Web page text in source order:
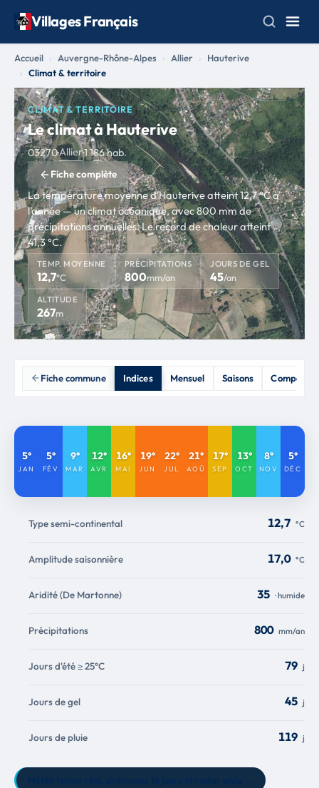
Villages Français
Accueil Auvergne-Rhône-Alpes Allier
Hauterive
Climat & territoire
CLIMAT & TERRITOIRE
Le climat à Hauterive
03270·Allier·1 186 hab.
Fiche complète
La température moyenne d'Hauterive atteint 12,7 °C à
l'année — un climat océanique, avec 800 mm de
précipitations annuelles. Le record de chaleur atteint
41,3 °C.
TEMP. MOYENNE
12,7°C
PRÉCIPITATIONS
800mm/an
JOURS DE GEL
45/an
ALTITUDE
267m
Fiche commune Indices Mensuel Saisons
5°
JAN
5°
FÉV
9°
MAR
12°
AVR
16°
MAI
19°
JUN
22°
JUL
21°
AOÛ
17°
SEP
13°
OCT
8°
NOV
5°
DÉC
Type semi-continental 12,7 °C
Amplitude saisonnière 17,0 °C
Aridité (De Martonne) 35 · humide
Précipitations 800 mm/an
Jours d'été ≥ 25°C 79 j
Jours de gel 45 j
Jours de pluie 119 j